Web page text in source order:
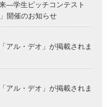
―学生ピッチコンテスト
開催のお知らせ
アル・デオ」が掲載されま
アル・デオ」が掲載されま